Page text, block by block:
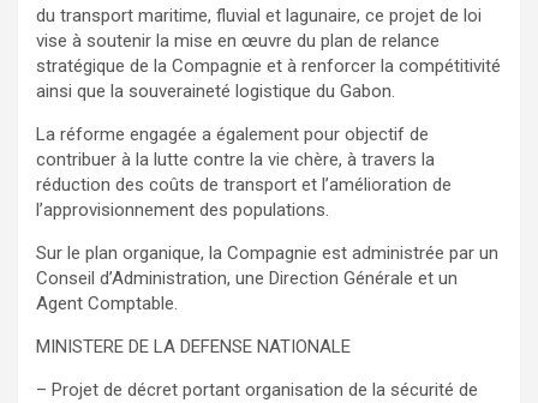
du transport maritime, fluvial et lagunaire, ce projet de loi
vise à soutenir la mise en œuvre du plan de relance
stratégique de la Compagnie et à renforcer la compétitivité
ainsi que la souveraineté logistique du Gabon.
La réforme engagée a également pour objectif de
contribuer à la lutte contre la vie chère, à travers la
réduction des coûts de transport et l’amélioration de
l’approvisionnement des populations.
Sur le plan organique, la Compagnie est administrée par un
Conseil d’Administration, une Direction Générale et un
Agent Comptable.
MINISTERE DE LA DEFENSE NATIONALE
– Projet de décret portant organisation de la sécurité de